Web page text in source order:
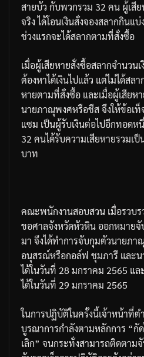
สายบัว กับพวกรวม 32 คน ผู้เสี
จริง ได้โอนเงินสั่งจองสลากกินแ
ช่วงแรกจะได้สลากตามที่สั่งซื้อ
เมื่อผู้เสียหายสั่งซื้อสลากจำนวน
ต้องหาได้เงินไปแล้ว แต่ไม่ได้สล
หายตามที่สั่งซื้อ และเมื่อผู้เสียห
นายภาณุพงศหรือชีสจึงให้ข้อเ
แซม เป็นผู้รับเงินต่อไปอีกทอดห
32 คนได้รับความเสียหายรวมเป็
บาท
คณะพนักงานสอบสวน เมื่อรวบ
ขอศาลจังหวัดหัวหินออกหมายจั
มา จึงได้ทำการจับกุมตัวนายภา
อนุสรณ์หรือกอล์ฟ ชุมภารี และ
ได้ในวันที่ 28มกราคม 2565 แล
ได้ในวันที่ 29 มกราคม 2565
ในการปฏิบัติในครั้งนี้เจ้าหน้าที่ต
บูรณาการกำลังตามหลักการ “กั
เลิก” จนกระทั่งสามารถติดตาม